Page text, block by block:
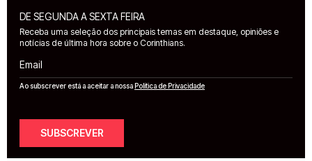
DE SEGUNDA A SEXTA FEIRA
Receba uma seleção dos principais temas em destaque, opiniões e
notícias de última hora sobre o Corinthians.
Email
Ao subscrever está a aceitar a nossaPolítica de Privacidade
SUBSCREVER